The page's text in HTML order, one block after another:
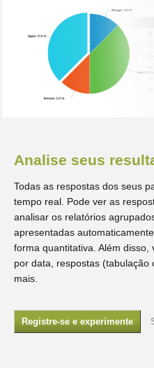
Analise seus
Todas as respostas dos seus
tempo real. Pode ver as
analisar os relatórios
apresentadas
forma quantitativa. Além
por data, respostas
mais.
Registre-se e experimente